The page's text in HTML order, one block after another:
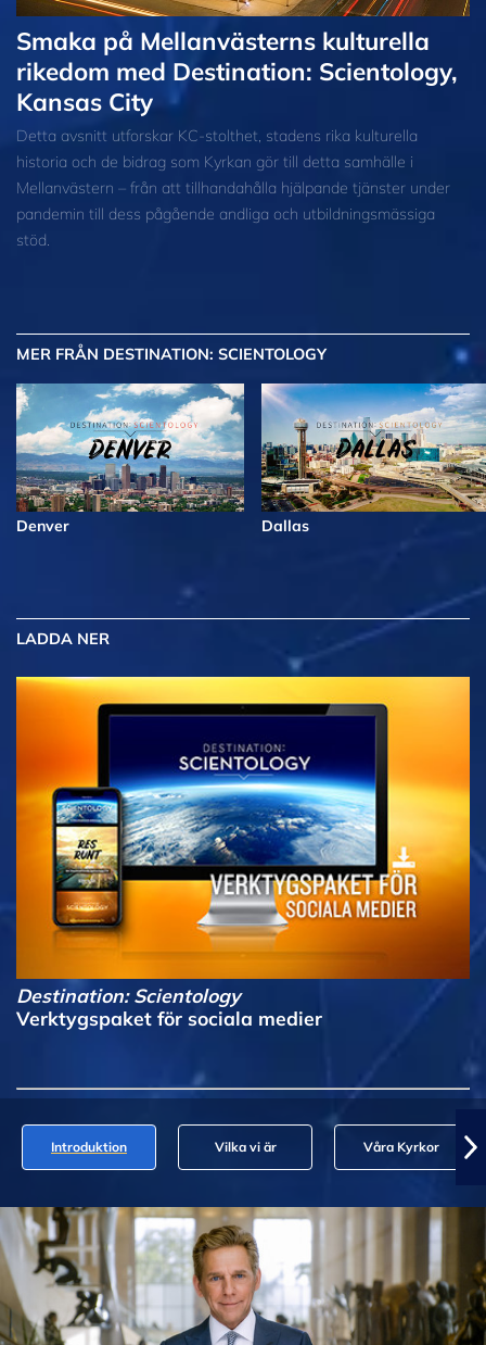
Smaka på Mellanvästerns kulturella
rikedom med Destination: Scientology,
Kansas City
Detta avsnitt utforskar KC-stolthet, stadens rika kulturella
historia och de bidrag som Kyrkan gör till detta samhälle i
Mellanvästern – från att tillhandahålla hjälpande tjänster under
pandemin till dess pågående andliga och utbildningsmässiga
stöd.
MER FRÅN DESTINATION: SCIENTOLOGY
Denver Dallas
LADDA NER
Destination: Scientology
Verktygspaket för sociala medier
Introduktion Vilka vi är Våra Kyrkor